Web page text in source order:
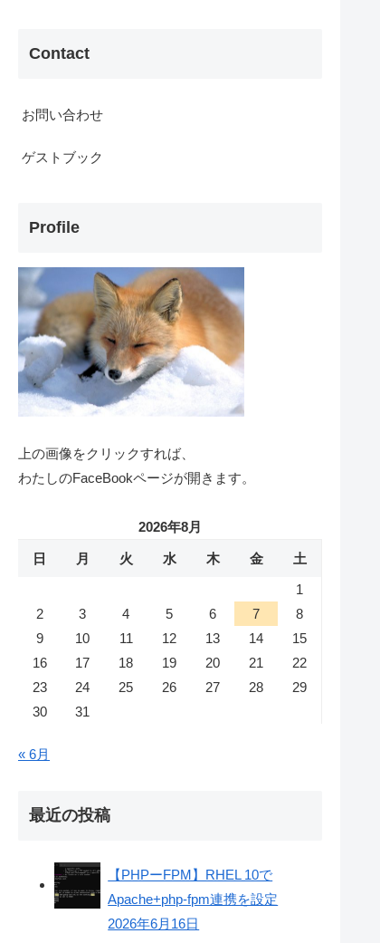
Contact
お問い合わせ
ゲストブック
Profile
上の画像をクリックすれば、
わたしのFaceBookページが開きます。
2026年8月
日 月 火 水 木 金
土
1
2
3 4 5 6 7
8
9
10 11 12 13 14
15
16
17 18 19 20 21
22
23
24 25 26 27 28
29
30
31
« 6月
最近の投稿
【PHPーFPM】RHEL 10で
Apache+php-fpm連携を設定
2026年6月16日